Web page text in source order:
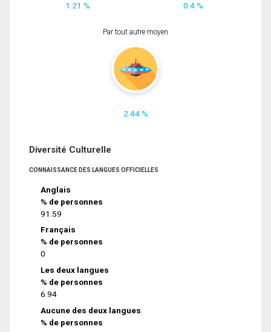
1.21 % 0.4 %
Par tout autre moyen
2.44 %
Diversité Culturelle
CONNAISSANCE DES LANGUES OFFICIELLES
Anglais
% de personnes
91.59
Français
% de personnes
0
Les deux langues
% de personnes
6.94
Aucune des deux langues
% de personnes